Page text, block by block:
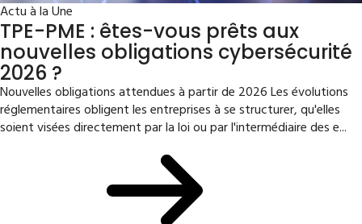
Actu à la Une
TPE-PME : êtes-vous prêts aux
nouvelles obligations cybersécurité
2026 ?
Nouvelles obligations attendues à partir de 2026 Les évolutions
réglementaires obligent les entreprises à se structurer, qu'elles
soient visées directement par la loi ou par l'intermédiaire des e...